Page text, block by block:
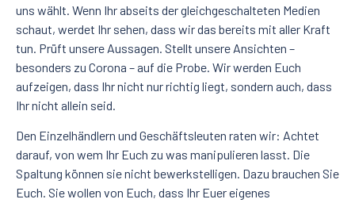
uns wählt. Wenn Ihr abseits der gleichgeschalteten Medien
schaut, werdet Ihr sehen, dass wir das bereits mit aller Kraft
tun. Prüft unsere Aussagen. Stellt unsere Ansichten –
besonders zu Corona – auf die Probe. Wir werden Euch
aufzeigen, dass Ihr nicht nur richtig liegt, sondern auch, dass
Ihr nicht allein seid.
Den Einzelhändlern und Geschäftsleuten raten wir: Achtet
darauf, von wem Ihr Euch zu was manipulieren lasst. Die
Spaltung können sie nicht bewerkstelligen. Dazu brauchen Sie
Euch. Sie wollen von Euch, dass Ihr Euer eigenes